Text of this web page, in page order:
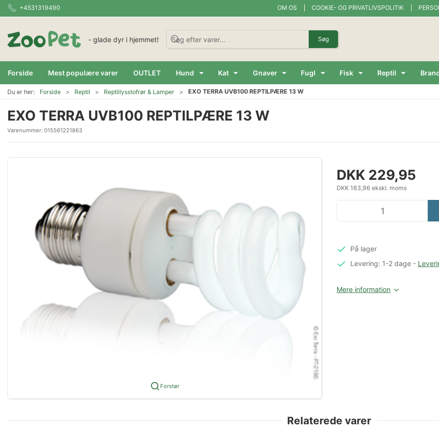
+4531319490 OM OS COOKIE- OG PRIVATLIVSPOLITIK
- glade dyr i hjemmet! Søg
Forside Mest populære varer OUTLET Hund Kat Gnaver Fugl Fisk Reptil
Du er her: Forside Reptil Reptillysstofrør & Lamper EXO TERRA UVB100 REPTILPÆRE 13 W
EXO TERRA UVB100 REPTILPÆRE 13 W
Varenummer: 015561221863
Forstør
DKK 229,95
DKK 183,96 ekskl. moms
På lager
Levering: 1-2 dage-
Mere information
Relaterede varer